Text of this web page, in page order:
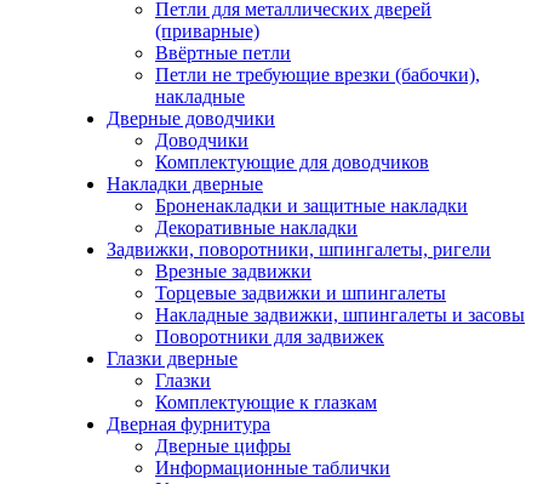
Петли для металлических дверей
(приварные)
Ввёртные петли
Петли не требующие врезки (бабочки),
накладные
Дверные доводчики
Доводчики
Комплектующие для доводчиков
Накладки дверные
Броненакладки и защитные накладки
Декоративные накладки
Задвижки, поворотники, шпингалеты, ригели
Врезные задвижки
Торцевые задвижки и шпингалеты
Накладные задвижки, шпингалеты и засовы
Поворотники для задвижек
Глазки дверные
Глазки
Комплектующие к глазкам
Дверная фурнитура
Дверные цифры
Информационные таблички